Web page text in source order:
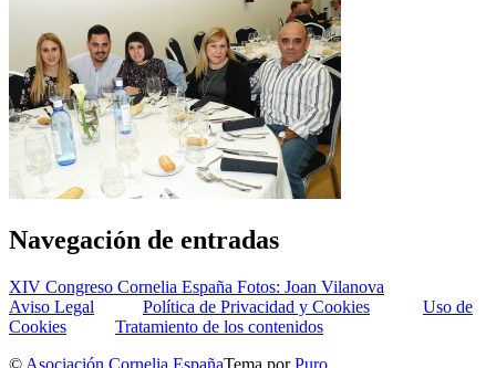
Navegación de entradas
XIV Congreso Cornelia España Fotos: Joan Vilanova
Aviso Legal
Política de Privacidad y Cookies
Uso de
Cookies
Tratamiento de los contenidos
© Asociación Cornelia EspañaTema porPuro